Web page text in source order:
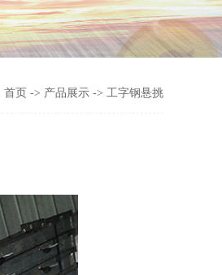
首页 -> 产品展示 -> 工字钢悬挑